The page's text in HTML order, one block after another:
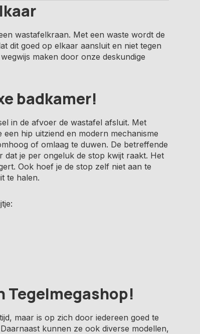
wastafelkraan. Met een waste wordt de
dit goed op elkaar aansluit en niet tegen
maken door onze deskundige
badkamer!
in de afvoer de wastafel afsluit. Met
hip uitziend en modern mechanisme
of omlaag te duwen. De betreffende
je per ongeluk de stop kwijt raakt. Het
Ook hoef je de stop zelf niet aan te
te halen.
Tegelmegashop!
maar is op zich door iedereen goed te
kunnen ze ook diverse modellen,